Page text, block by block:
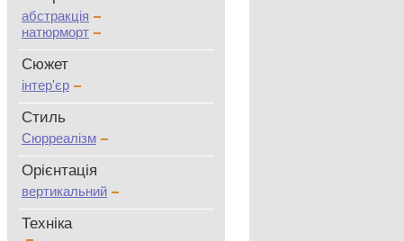
абстракція
натюрморт
Сюжет
інтер'єр
Стиль
Сюрреалізм
Oрієнтація
вертикальний
Техніка